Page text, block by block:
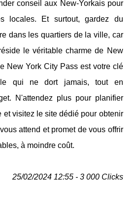
conseil aux New-Yorkais pour
locales. Et surtout, gardez du
dans les quartiers de la ville, car
le véritable charme de New
New York City Pass est votre clé
qui ne dort jamais, tout en
N'attendez plus pour planifier
et visitez le site dédié pour obtenir
attend et promet de vous offrir
à moindre coût.
25/02/2024 12:55 - 3 000 Clicks